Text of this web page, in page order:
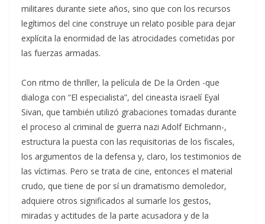
militares durante siete años, sino que con los recursos
legítimos del cine construye un relato posible para dejar
explícita la enormidad de las atrocidades cometidas por
las fuerzas armadas.
Con ritmo de thriller, la película de De la Orden -que
dialoga con “El especialista”, del cineasta israelí Eyal
Sivan, que también utilizó grabaciones tomadas durante
el proceso al criminal de guerra nazi Adolf Eichmann-,
estructura la puesta con las requisitorias de los fiscales,
los argumentos de la defensa y, claro, los testimonios de
las víctimas. Pero se trata de cine, entonces el material
crudo, que tiene de por sí un dramatismo demoledor,
adquiere otros significados al sumarle los gestos,
miradas y actitudes de la parte acusadora y de la